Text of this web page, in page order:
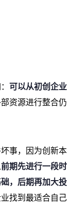
可以从初创企业
资源进行整合仍
事，因为创新本
前期先进行一段时
，后期再加大投
找到最适合自己